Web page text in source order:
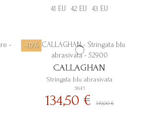
41 EU 42 EU 43 EU
-10%
Stringata blu abrasivata
CALLAGHAN
5843
134,50 €149,00 €